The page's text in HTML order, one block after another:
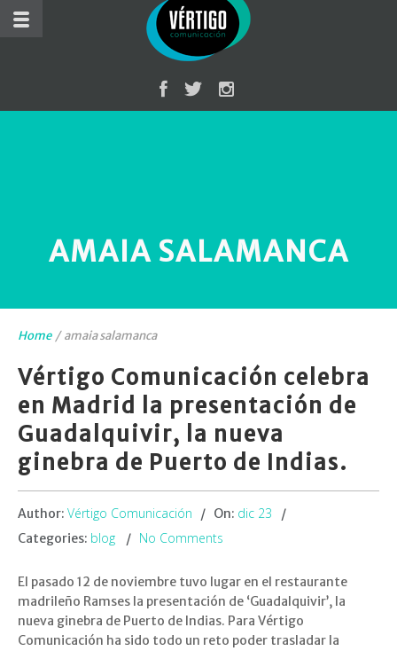
AMAIA SALAMANCA
Home /amaia salamanca
Vértigo Comunicación celebra
en Madrid la presentación de
Guadalquivir, la nueva
ginebra de Puerto de Indias.
Author: Vértigo Comunicación On: dic 23
Categories: blog No Comments
El pasado 12 de noviembre tuvo lugar en el restaurante
madrileño Ramses la presentación de ‘Guadalquivir’, la
nueva ginebra de Puerto de Indias. Para Vértigo
Comunicación ha sido todo un reto poder trasladar la